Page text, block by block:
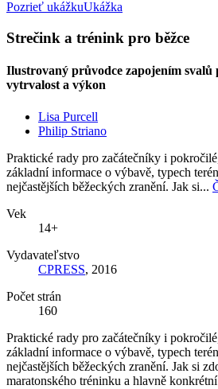
Pozrieť ukážkuUkážka
Strečink a trénink pro běžce
Ilustrovaný průvodce zapojením svalů
vytrvalost a výkon
Lisa Purcell
Philip Striano
Praktické rady pro začátečníky i
základní informace o výbavě, typech
nejčastějších běžeckých zranění. Jak si...
Vek
14+
Vydavateľstvo
CPRESS, 2016
Počet strán
160
Praktické rady pro začátečníky i
základní informace o výbavě, typech
nejčastějších běžeckých zranění. Jak si
maratonského tréninku a hlavně